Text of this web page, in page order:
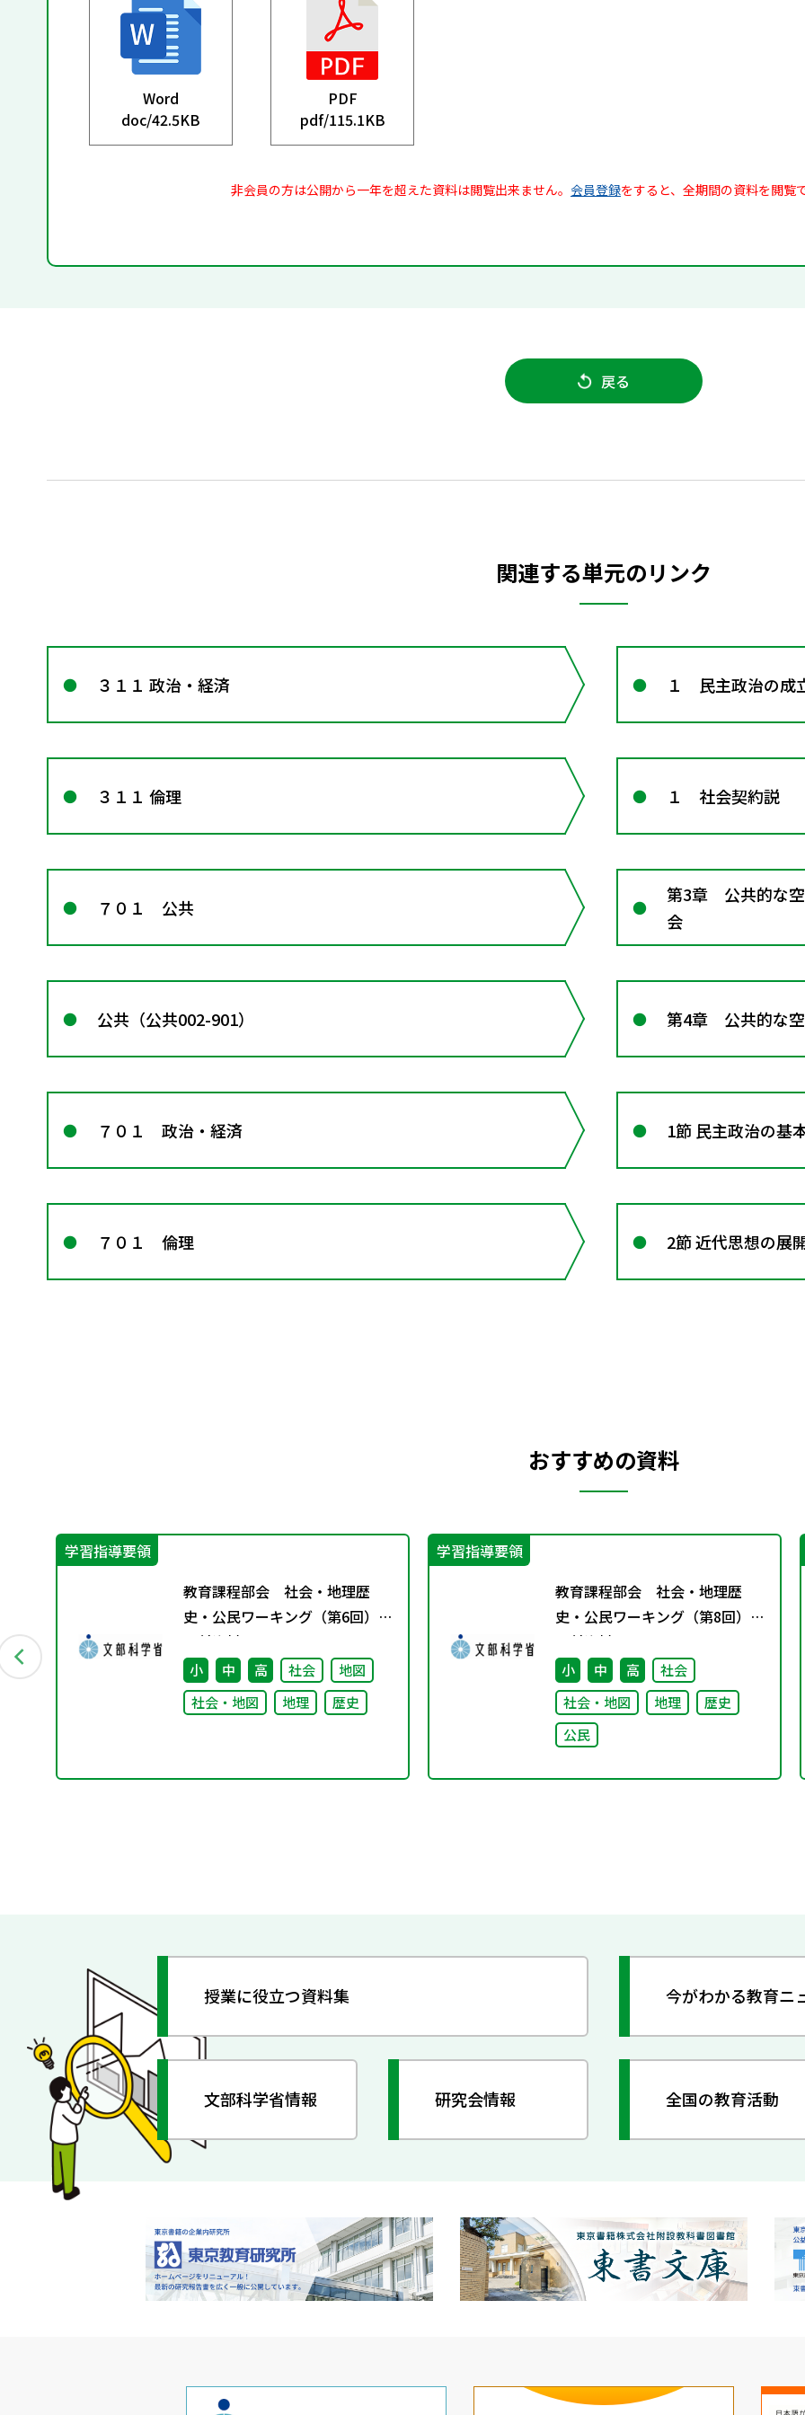
Word
doc/42.5KB
PDF
pdf/115.1KB
非会員の方は公開から一年を超えた資料は閲覧出来ません。 会員登録をすると、全期間の資料を閲覧
戻る
関連する単元のリンク
３１１ 政治・経済 １ 民主政治の成
３１１ 倫理 １ 社会契約説
７０１ 公共
第3章 公共的な
会
公共（公共002-901） 第4章 公共的な
７０１ 政治・経済 1節 民主政治の基
７０１ 倫理 2節 近代思想の展
おすすめの資料
学習指導要領
教育課程部会 社会・地理歴
史・公民ワーキング（第6回）
配付資料
小 中 高 社会
地図
社会・地図
地理 歴史
学習指導要領
教育課程部会 社会・地理歴
史・公民ワーキング（第8回）
配付資料
小 中 高
社会
社会・地図
地理
歴史
公民
授業に役立つ資料集 今がわかる教育ニ
文部科学省情報 研究会情報 全国の教育活動